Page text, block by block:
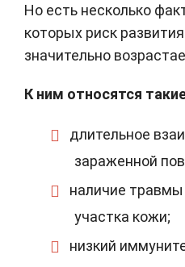
Но есть несколько
которых риск
значительно
К ним относятся
длительное
зараженной
наличие
участка кожи;
низкий